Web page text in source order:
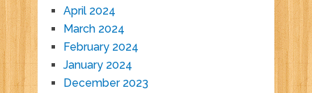
April 2024
March 2024
February 2024
January 2024
December 2023